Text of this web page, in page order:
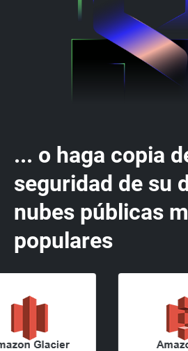
... o haga copia
seguridad de su
nubes públicas
populares